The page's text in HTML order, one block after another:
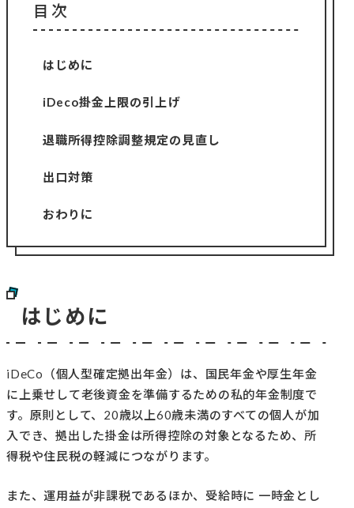
目次
はじめに
iDeco掛金上限の引上げ
退職所得控除調整規定の見直し
出口対策
おわりに
はじめに
iDeCo（個人型確定拠出年金）は、国民年金や厚生年金
に上乗せして老後資金を準備するための私的年金制度で
す。原則として、20歳以上60歳未満のすべての個人が加
入でき、拠出した掛金は所得控除の対象となるため、所
得税や住民税の軽減につながります。
また、運用益が非課税であるほか、受給時に 一時金とし